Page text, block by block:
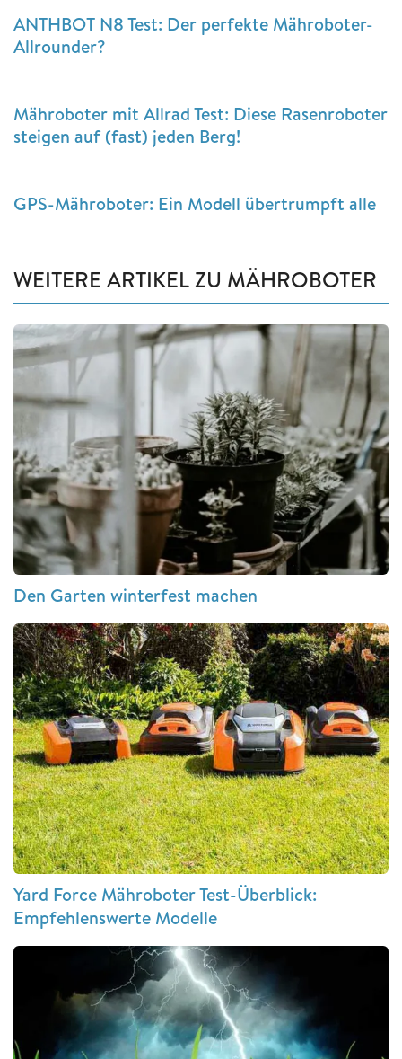
ANTHBOT N8 Test: Der perfekte Mähroboter-
Allrounder?
Mähroboter mit Allrad Test: Diese Rasenroboter
steigen auf (fast) jeden Berg!
GPS-Mähroboter: Ein Modell übertrumpft alle
WEITERE ARTIKEL ZU MÄHROBOTER
Den Garten winterfest machen
Yard Force Mähroboter Test-Überblick:
Empfehlenswerte Modelle